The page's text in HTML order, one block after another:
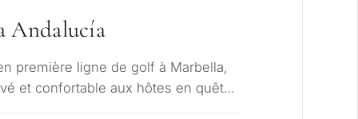
Andalucía
première ligne de golf à Marbella,
et confortable aux hôtes en quête